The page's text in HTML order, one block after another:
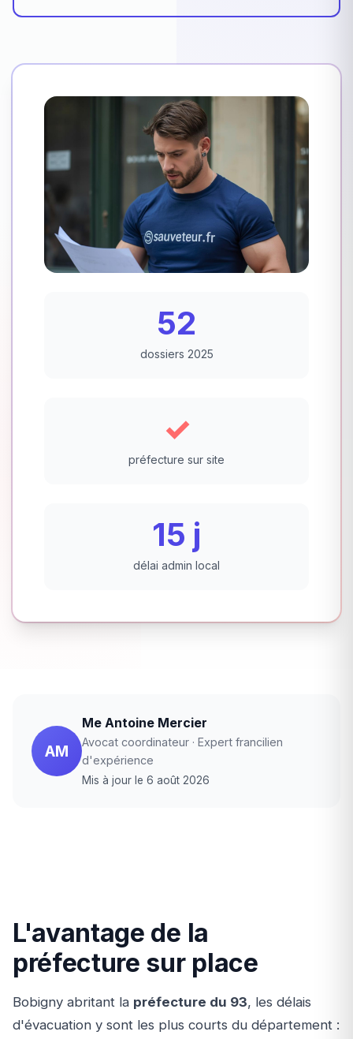
52
dossiers 2025
✓
préfecture sur site
15 j
délai admin local
AM
Me Antoine Mercier
Avocat coordinateur · Expert francilien
d'expérience
Mis à jour le 6 août 2026
L'avantage de la
préfecture sur place
Bobigny abritant la préfecture du 93, les délais
d'évacuation y sont les plus courts du département :